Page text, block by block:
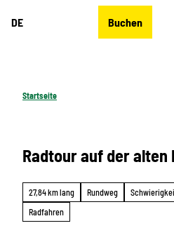
DE Buchen
Startseite
Radtour auf der
27,84 km lang Rundweg
Radfahren